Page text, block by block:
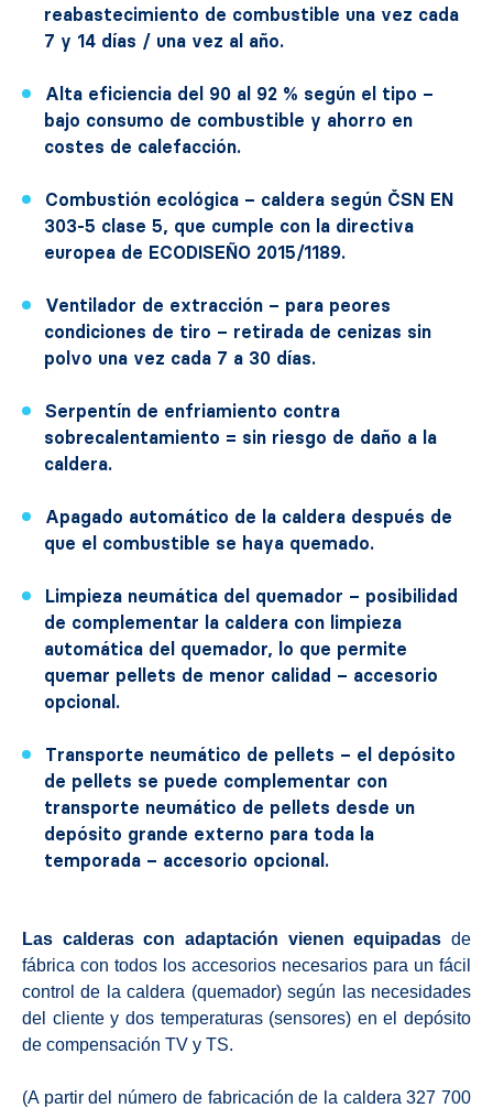
reabastecimiento de combustible una vez cada
7 y 14 días / una vez al año.
Alta eficiencia del 90 al 92 % según el tipo –
bajo consumo de combustible y ahorro en
costes de calefacción.
Combustión ecológica – caldera según ČSN EN
303-5 clase 5, que cumple con la directiva
europea de ECODISEÑO 2015/1189.
Ventilador de extracción – para peores
condiciones de tiro – retirada de cenizas sin
polvo una vez cada 7 a 30 días.
Serpentín de enfriamiento contra
sobrecalentamiento = sin riesgo de daño a la
caldera.
Apagado automático de la caldera después de
que el combustible se haya quemado.
Limpieza neumática del quemador – posibilidad
de complementar la caldera con limpieza
automática del quemador, lo que permite
quemar pellets de menor calidad – accesorio
opcional.
Transporte neumático de pellets – el depósito
de pellets se puede complementar con
transporte neumático de pellets desde un
depósito grande externo para toda la
temporada – accesorio opcional.
Las calderas con adaptación vienen equipadas de
fábrica con todos los accesorios necesarios para un fácil
control de la caldera (quemador) según las necesidades
del cliente y dos temperaturas (sensores) en el depósito
de compensación TV y TS.
(A partir del número de fabricación de la caldera 327 700